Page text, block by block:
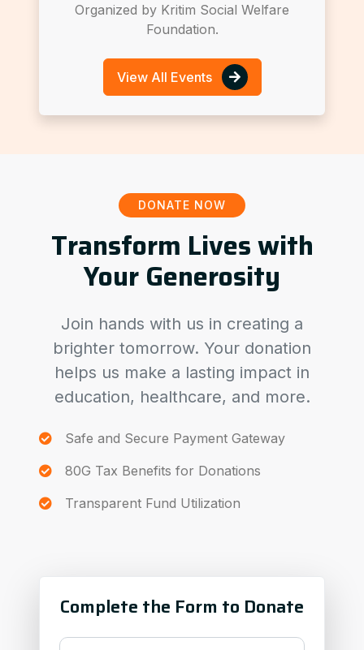
Organized by Kritim Social Welfare
Foundation.
View All Events
DONATE NOW
Transform Lives with
Your Generosity
Join hands with us in creating a
brighter tomorrow. Your donation
helps us make a lasting impact in
education, healthcare, and more.
Safe and Secure Payment Gateway
80G Tax Benefits for Donations
Transparent Fund Utilization
Complete the Form to Donate